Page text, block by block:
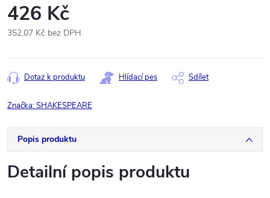
426 Kč
352,07 Kč bez DPH
cena:
Dotaz k produktu Hlídací pes Sdílet
Značka:SHAKESPEARE
Popis produktu
Detailní popis produktu